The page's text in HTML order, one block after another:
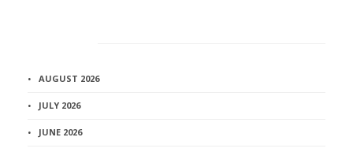
AUGUST 2026
JULY 2026
JUNE 2026